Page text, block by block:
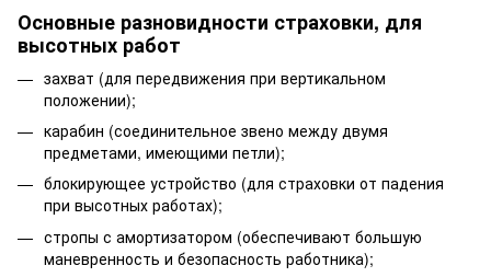
Основные разновидности страховки, для
высотных работ
захват (для передвижения при вертикальном
положении);
карабин (соединительное звено между двумя
предметами, имеющими петли);
блокирующее устройство (для страховки от падения
при высотных работах);
стропы с амортизатором (обеспечивают большую
маневренность и безопасность работника);